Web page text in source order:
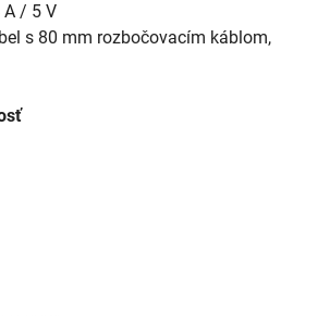
A / 5 V
s 80 mm rozbočovacím káblom,